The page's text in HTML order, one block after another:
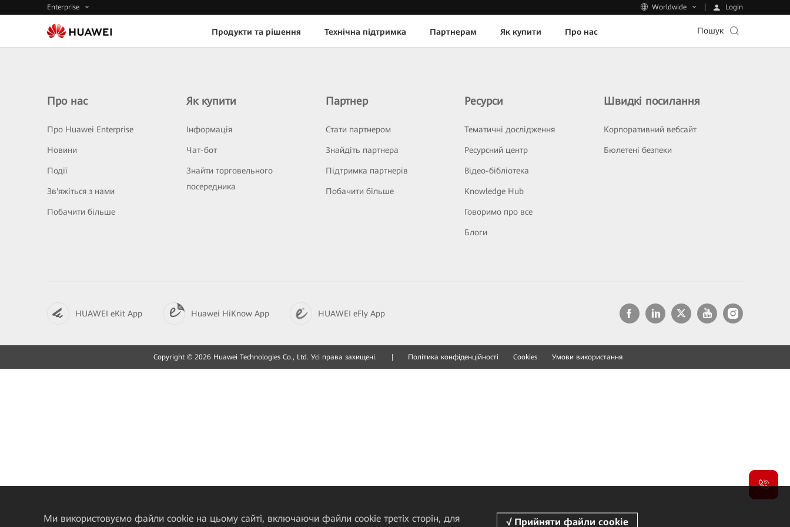
Enterprise Worldwide Login
Продукти та рішення Технічна підтримка Партнерам Як купити Про нас Пошук
Про нас
Про Huawei Enterprise
Новини
Події
Зв'яжіться з нами
Побачити більше
Як купити
Інформація
Чат-бот
Знайти торговельного
посередника
Партнер
Стати партнером
Знайдіть партнера
Підтримка партнерів
Побачити більше
Ресурси
Тематичні дослідження
Ресурсний центр
Відео-бібліотека
Knowledge Hub
Говоримо про все
Блоги
Швидкі посилання
Корпоративний вебсайт
Бюлетені безпеки
HUAWEI eKit App Huawei HiKnow App HUAWEI eFly App
Copyright © 2026 Huawei Technologies Co., Ltd. Усі права захищені. Політика конфіденційності Cookies Умови використання
Ми використовуємо файли cookie на цьому сайті, включаючи файли cookie третіх сторін, для